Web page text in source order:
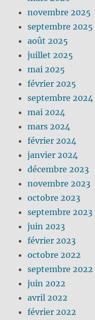
novembre 2025
septembre 2025
août 2025
juillet 2025
mai 2025
février 2025
septembre 2024
mai 2024
mars 2024
février 2024
janvier 2024
décembre 2023
novembre 2023
octobre 2023
septembre 2023
juin 2023
février 2023
octobre 2022
septembre 2022
juin 2022
avril 2022
février 2022